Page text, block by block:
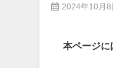
2024年10月8
本ページに